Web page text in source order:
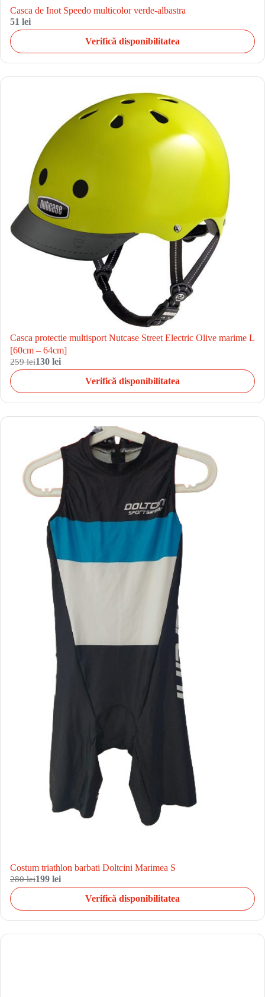
Casca de Inot Speedo multicolor verde-albastra
51 lei
Verifică disponibilitatea
Casca protectie multisport Nutcase Street Electric Olive marime L
[60cm – 64cm]
259 lei130 lei
Verifică disponibilitatea
Costum triathlon barbati Doltcini Marimea S
280 lei199 lei
Verifică disponibilitatea